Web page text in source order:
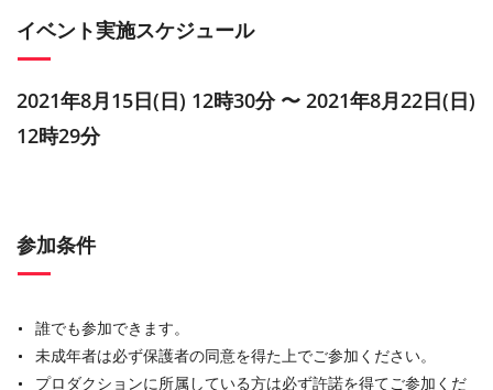
イベント実施スケジュール
2021年8月15日(日) 12時30分 〜 2021年8月22日(日)
12時29分
参加条件
誰でも参加できます。
未成年者は必ず保護者の同意を得た上でご参加ください。
プロダクションに所属している方は必ず許諾を得てご参加くだ